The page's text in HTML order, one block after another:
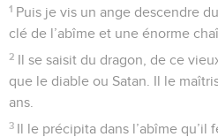
1 Puis je vis un ange descendre
clé de l’abîme et une énorme
2 Il se saisit du dragon, de ce
que le diable ou Satan. Il le
ans.
3 Il le précipita dans l’abîme qu’il